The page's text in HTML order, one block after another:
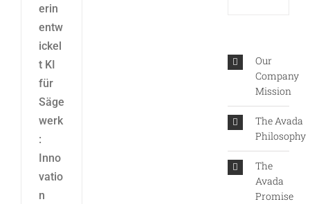
erin
entw
ickel
t KI
für
Säge
werk
:
Inno
vatio
n
Our
Company
Mission
The Avada
Philosophy
The
Avada
Promise